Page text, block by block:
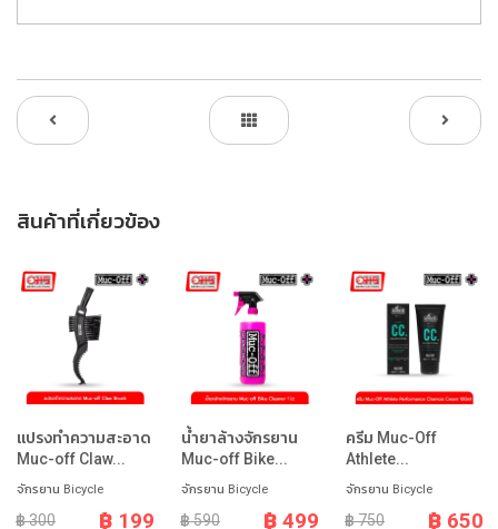
สินค้าที่เกี่ยวข้อง
แปรงทำความสะอาด
Muc-off Claw...
จักรยาน Bicycle
฿ 300 ฿ 199
น้ำยาล้างจักรยาน
Muc-off Bike...
จักรยาน Bicycle
฿ 590 ฿ 499
ครีม Muc-Off
Athlete...
จักรยาน Bicycle
฿ 750 ฿ 650